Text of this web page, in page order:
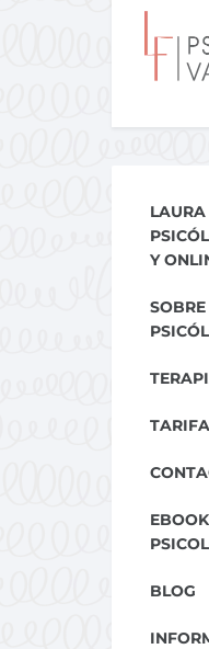
LAURA
Y
BLOG